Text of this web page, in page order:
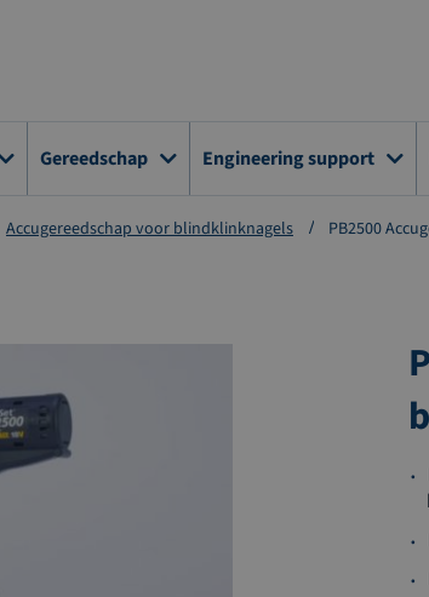
Gereedschap Engineering support
Accugereedschap voor blindklinknagels PB2500